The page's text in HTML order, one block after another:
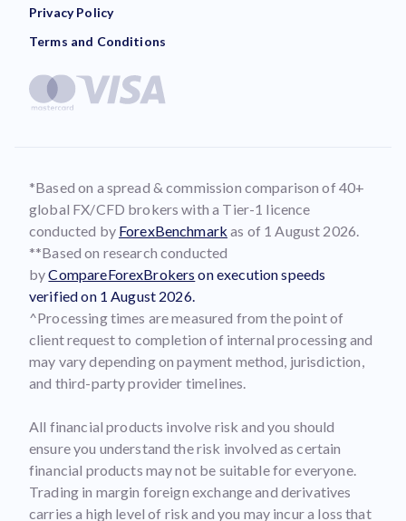
Privacy Policy
Terms and Conditions
*Based on a spread & commission comparison of 40+
global FX/CFD brokers with a Tier-1 licence
conducted by ForexBenchmark as of 1 August 2026.
**Based on research conducted
byCompareForexBrokers on execution speeds
verified on 1 August 2026.
^Processing times are measured from the point of
client request to completion of internal processing and
may vary depending on payment method, jurisdiction,
and third-party provider timelines.
All financial products involve risk and you should
ensure you understand the risk involved as certain
financial products may not be suitable for everyone.
Trading in margin foreign exchange and derivatives
carries a high level of risk and you may incur a loss that